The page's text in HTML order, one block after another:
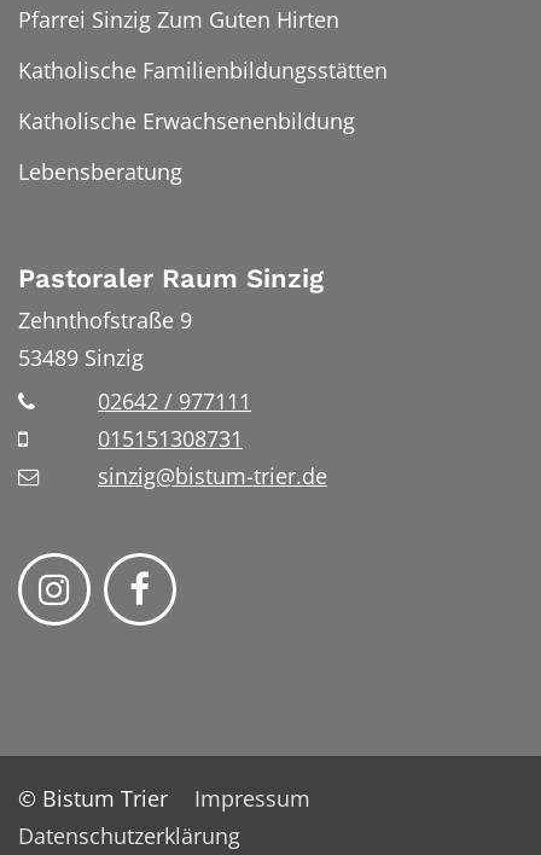
Pfarrei Sinzig Zum Guten Hirten
Katholische Familienbildungsstätten
Katholische Erwachsenenbildung
Lebensberatung
Pastoraler Raum Sinzig
Zehnthofstraße 9
53489 Sinzig
02642 / 977111
015151308731
sinzig@bistum-trier.de
© Bistum Trier
Impressum
Datenschutzerklärung